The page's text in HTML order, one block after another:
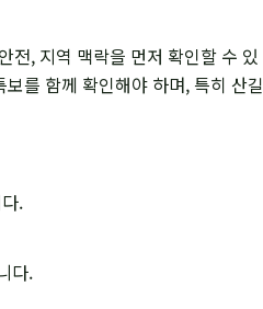
전, 지역 맥락을 먼저 확인할 수 있
를 함께 확인해야 하며, 특히 산길
.
다.